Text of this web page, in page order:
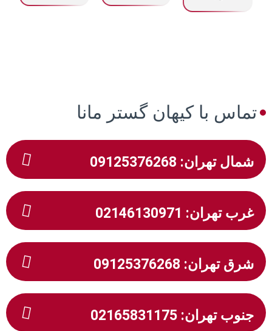
تماس با کیهان گستر مانا
شمال تهران: 09125376268
غرب تهران: 02146130971
شرق تهران: 09125376268
جنوب تهران: 02165831175